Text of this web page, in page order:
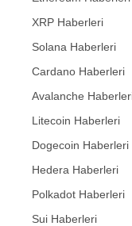
XRP Haberleri
Solana Haberleri
Cardano Haberleri
Avalanche
Litecoin Haberleri
Dogecoin Haberleri
Hedera Haberleri
Polkadot Haberleri
Sui Haberleri